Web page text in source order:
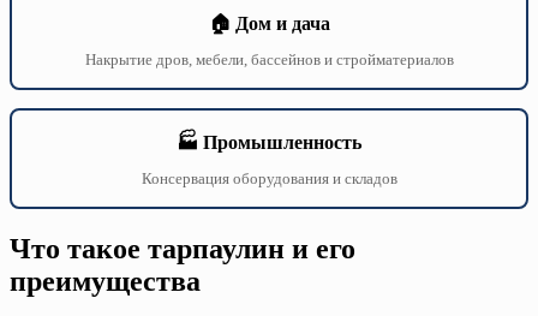
🏠 Дом и дача
Накрытие дров, мебели, бассейнов и стройматериалов
🏭 Промышленность
Консервация оборудования и складов
Что такое тарпаулин и его
преимущества